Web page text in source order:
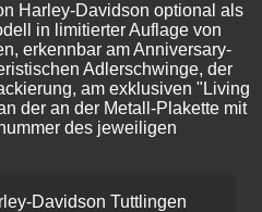
Harley-Davidson optional als
in limitierter Auflage von
erkennbar am Anniversary-
Adlerschwinge, der
am exklusiven "Living
der an der Metall-Plakette mit
des jeweiligen
Davidson Tuttlingen